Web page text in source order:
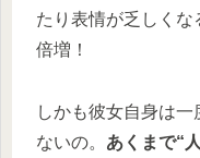
たり表情が乏しくな
倍増！
しかも彼女自身は
ないの。 あくまで“